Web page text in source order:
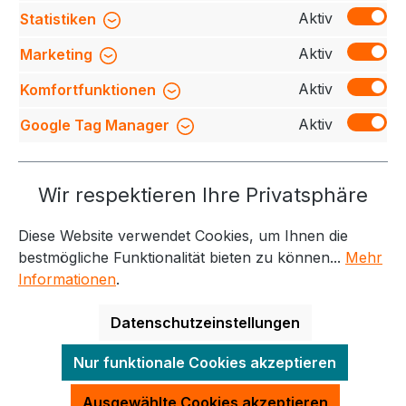
einf…Mehr
Bewertungen
Service-Hotline
Weitere Themen
Informationen Kontakt
Alle Preise exkl. gesetzl. Mehrwertsteuer zzgl.
Versandkostenund ggf. Nachnahmegebühren, wenn
nicht anders angegeben.
Statistiken
Aktiv
Marketing
Aktiv
Komfortfunktionen
Aktiv
Google Tag Manager
Aktiv
Wir respektieren Ihre Privatsphäre
Diese Website verwendet Cookies, um Ihnen die
bestmögliche Funktionalität bieten zu können... Mehr
Informationen.
Datenschutzeinstellungen
Nur funktionale Cookies akzeptieren
Ausgewählte Cookies akzeptieren